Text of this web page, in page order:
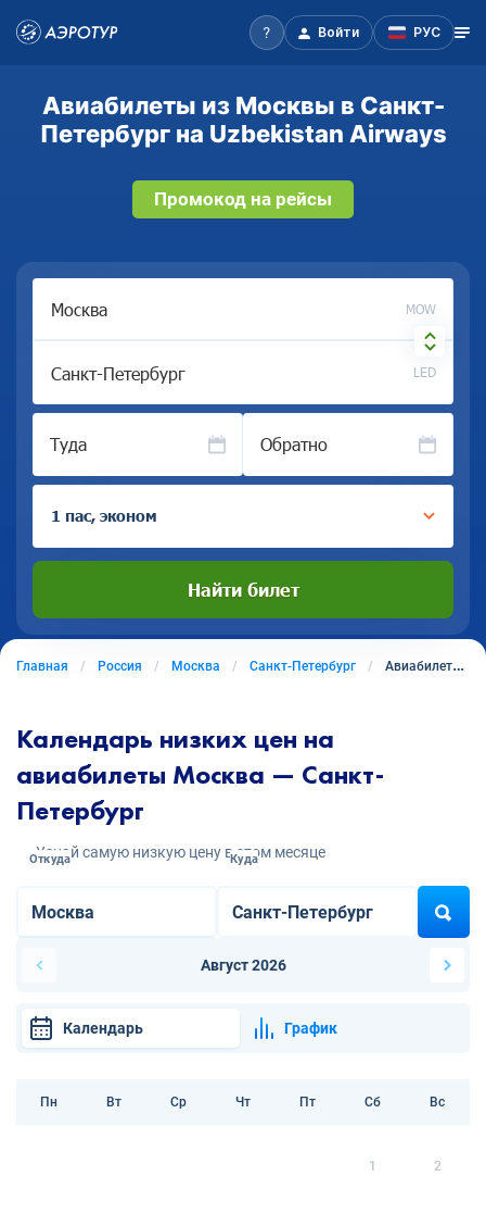
Войти РУС
Авиабилеты из Москвы в Санкт-
Петербург на Uzbekistan Airways
Промокод на рейсы
MOW
LED
Туда Обратно
1 пас, эконом
Найти билет
Главная Россия Москва Санкт-Петербург Авиабилеты из Москвы в Санкт-Петербург
Календарь низких цен на
авиабилеты Москва — Санкт-
Петербург
Узнай самую низкую цену в этом месяце
Откуда Куда
Август 2026
Календарь График
Пн Вт Ср Чт Пт Сб Вс
1 2